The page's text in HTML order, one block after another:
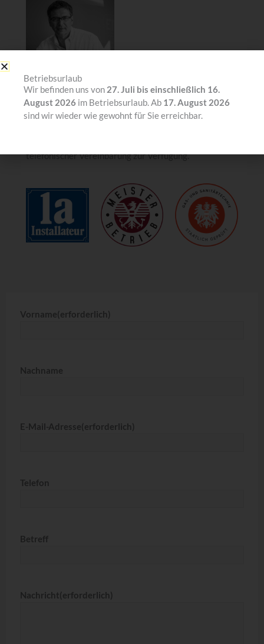
+43 5522 44 676
office@etgrankweil.at
Norbert Lampert steht Ihnen gerne von Mo-Fr in der
telefonischer Vereinbarung zur Verfügung.
Vorname(erforderlich)
Nachname
E-Mail-Adresse(erforderlich)
Telefon
Betreff
Nachricht(erforderlich)
Betriebsurlaub
Wir befinden uns von 27. Juli bis einschließlich 16.
August 2026 im Betriebsurlaub. Ab 17. August 2026
sind wir wieder wie gewohnt für Sie erreichbar.